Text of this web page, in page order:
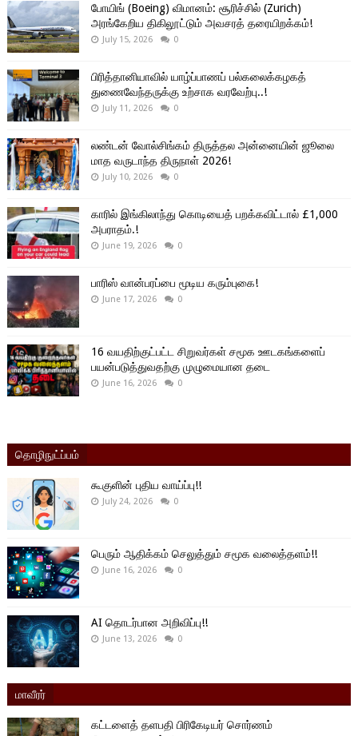
போயிங் (Boeing) விமானம்: சூரிச்சில் (Zurich)
அரங்கேறிய திகிலூட்டும் அவசரத் தரையிறக்கம்!
July 15, 2026 0
பிரித்தானியாவில் யாழ்ப்பாணப் பல்கலைக்கழகத்
துணைவேந்தருக்கு உற்சாக வரவேற்பு..!
July 11, 2026 0
லண்டன் வோல்சிங்கம் திருத்தல அன்னையின் ஜூலை
மாத வருடாந்த திருநாள் 2026!
July 10, 2026 0
காரில் இங்கிலாந்து கொடியைத் பறக்கவிட்டால் £1,000
அபராதம்.!
June 19, 2026 0
பாரிஸ் வான்பரப்பை மூடிய கரும்புகை!
June 17, 2026 0
16 வயதிற்குட்பட்ட சிறுவர்கள் சமூக ஊடகங்களைப்
பயன்படுத்துவதற்கு முழுமையான தடை
June 16, 2026 0
தொழிநுட்ப்பம்
கூகுளின் புதிய வாய்ப்பு!!
July 24, 2026 0
பெரும் ஆதிக்கம் செலுத்தும் சமூக வலைத்தளம்!!
June 16, 2026 0
AI தொடர்பான அறிவிப்பு!!
June 13, 2026 0
மாவீரர்
கட்டளைத் தளபதி பிரிகேடியர் சொர்ணம்